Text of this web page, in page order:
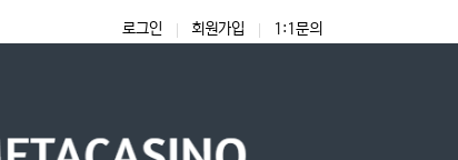
로그인 회원가입 1:1문의